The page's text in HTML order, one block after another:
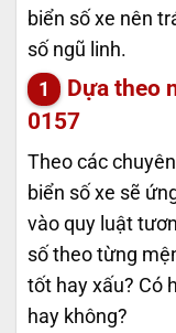
biển số xe nên
số ngũ linh.
Dựa theo
0157
Theo các
biển số xe sẽ
vào quy luật
số theo từng
tốt hay xấu? Có
hay không?